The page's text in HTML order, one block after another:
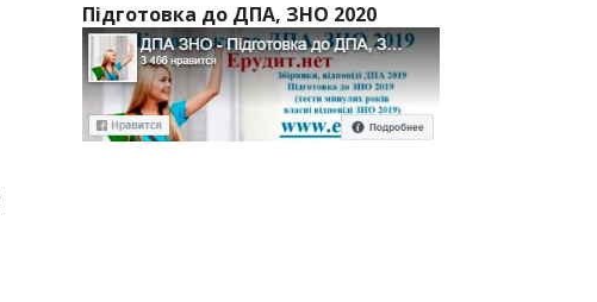
Підготовка до ДПА, ЗНО 2020